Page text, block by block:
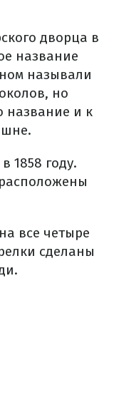
дворца в
название
называли
но
название и к
1858 году.
все четыре
сделаны